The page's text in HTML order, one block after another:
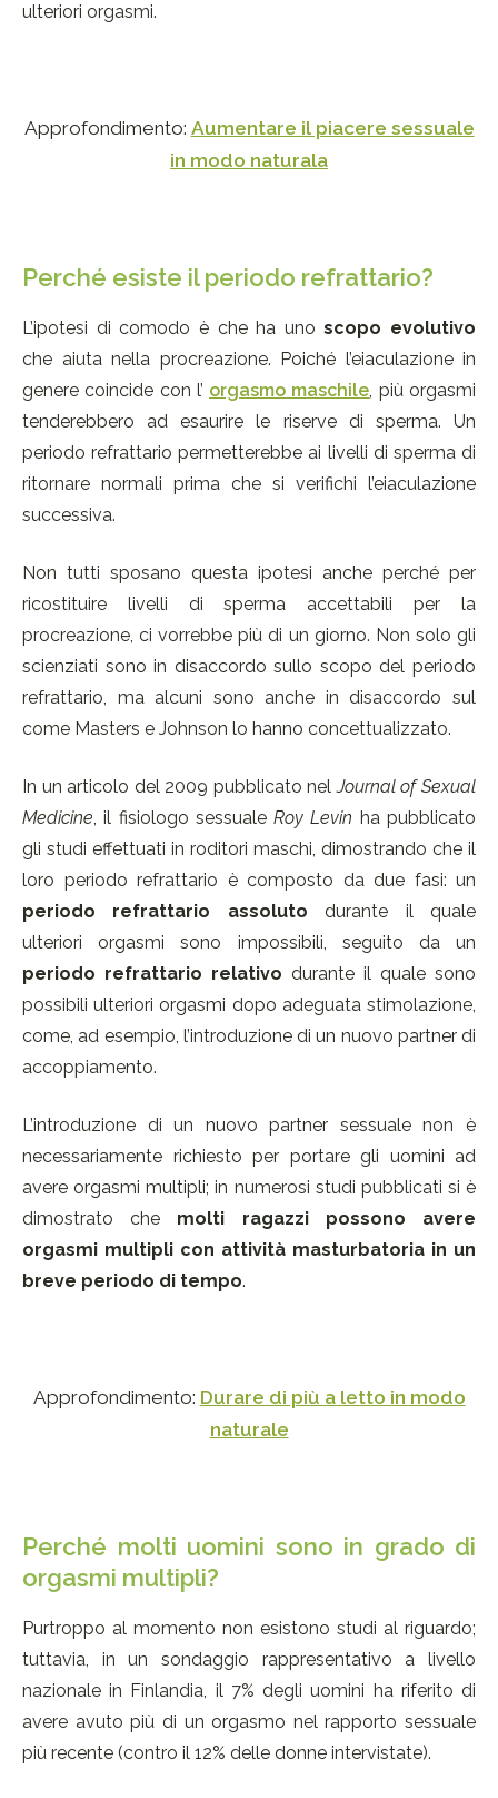
ulteriori orgasmi.
Approfondimento: Aumentare il piacere sessuale
in modo naturala
Perché esiste il periodo refrattario?
L’ipotesi di comodo è che ha unoscopo evolutivo
che aiuta nella procreazione. Poiché l’eiaculazione in
genere coincide con l’ orgasmo maschile, più orgasmi
tenderebbero ad esaurire le riserve di sperma. Un
periodo refrattario permetterebbe ai livelli di sperma di
ritornare normali prima che si verifichi l’eiaculazione
successiva.
Non tutti sposano questa ipotesi anche perché per
ricostituire livelli di sperma accettabili per la
procreazione, ci vorrebbe più di un giorno. Non solo gli
scienziati sono in disaccordo sullo scopo del periodo
refrattario, ma alcuni sono anche in disaccordo sul
come Masters e Johnson lo hanno concettualizzato.
In un articolo del 2009 pubblicato nelJournal of Sexual
Medicine, il fisiologo sessualeRoy Levin ha pubblicato
gli studi effettuati in roditori maschi, dimostrando che il
loro periodo refrattario è composto da due fasi: un
periodo refrattario assoluto durante il quale
ulteriori orgasmi sono impossibili, seguito da un
periodo refrattario relativo durante il quale sono
possibili ulteriori orgasmi dopo adeguata stimolazione,
come, ad esempio, l’introduzione di un nuovo partner di
accoppiamento.
L’introduzione di un nuovo partner sessuale non è
necessariamente richiesto per portare gli uomini ad
avere orgasmi multipli; in numerosi studi pubblicati si è
dimostrato che molti ragazzi possono avere
orgasmi multipli con attività masturbatoria in un
breve periodo di tempo.
Approfondimento: Durare di più a letto in modo
naturale
Perché molti uomini sono in grado di
orgasmi multipli?
Purtroppo al momento non esistono studi al riguardo;
tuttavia, in un sondaggio rappresentativo a livello
nazionale in Finlandia, il 7% degli uomini ha riferito di
avere avuto più di un orgasmo nel rapporto sessuale
più recente (contro il 12% delle donne intervistate).